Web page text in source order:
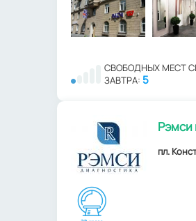
СВОБОДНЫХ МЕСТ
ЗАВТРА: 5
Рэмси
пл.